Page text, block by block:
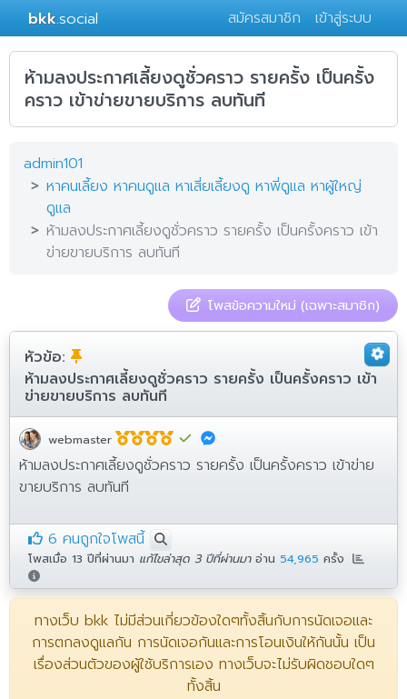
bkk.social สมัครสมาชิก เข้าสู่ระบบ
ห้ามลงประกาศเลี้ยงดูชั่วคราว รายครั้ง เป็นครั้ง
คราว เข้าข่ายขายบริการ ลบทันที
admin101
หาคนเลี้ยง หาคนดูแล หาเสี่ยเลี้ยงดู หาพี่ดูแล หาผู้ใหญ่
ดูแล
ห้ามลงประกาศเลี้ยงดูชั่วคราว รายครั้ง เป็นครั้งคราว เข้า
ข่ายขายบริการ ลบทันที
โพสข้อความใหม่ (เฉพาะสมาชิก)
หัวข้อ:
ห้ามลงประกาศเลี้ยงดูชั่วคราว รายครั้ง เป็นครั้งคราว เข้า
ข่ายขายบริการ ลบทันที
webmaster
ห้ามลงประกาศเลี้ยงดูชั่วคราว รายครั้ง เป็นครั้งคราว เข้าข่าย
ขายบริการ ลบทันที
6 คนถูกใจโพสนี้
โพสเมื่อ 13 ปีที่ผ่านมา แก้ไขล่าสุด 3 ปีที่ผ่านมาอ่าน 54,965 ครั้ง
ทางเว็บ bkk ไม่มีส่วนเกี่ยวข้องใดๆทั้งสิ้นกับการนัดเจอและ
การตกลงดูแลกัน การนัดเจอกันและการโอนเงินให้กันนั้น เป็น
เรื่องส่วนตัวของผู้ใช้บริการเอง ทางเว็บจะไม่รับผิดชอบใดๆ
ทั้งสิ้น